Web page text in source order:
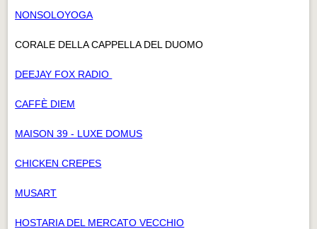
NONSOLOYOGA
CORALE DELLA CAPPELLA DEL DUOMO
DEEJAY FOX RADIO
CAFFÈ DIEM
MAISON 39 - LUXE DOMUS
CHICKEN CREPES
MUSART
HOSTARIA DEL MERCATO VECCHIO